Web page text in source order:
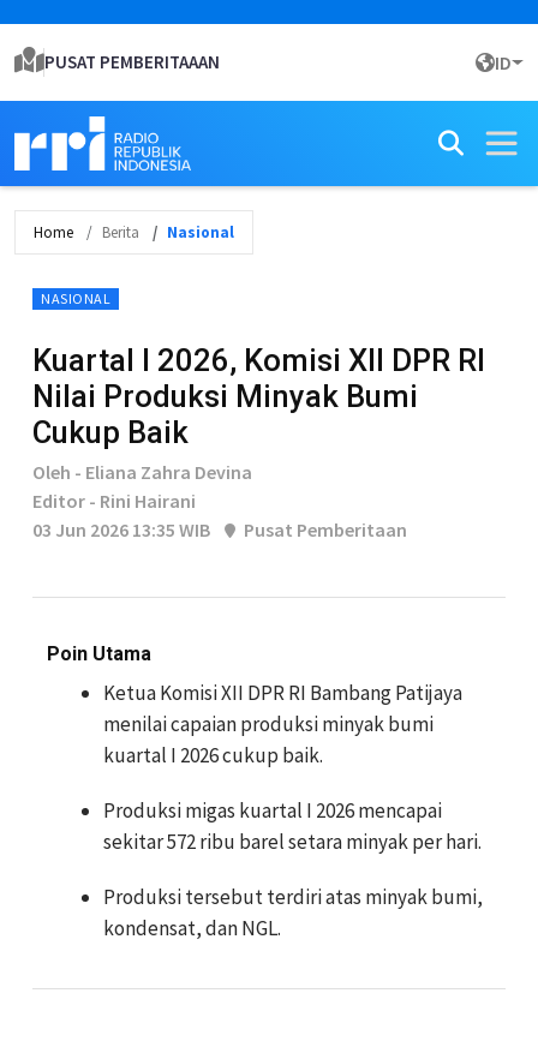
PUSAT PEMBERITAAAN ID
Home Berita Nasional
NASIONAL
Kuartal I 2026, Komisi XII DPR RI
Nilai Produksi Minyak Bumi
Cukup Baik
Oleh - Eliana Zahra Devina
Editor - Rini Hairani
03 Jun 2026 13:35 WIB
Pusat Pemberitaan
Poin Utama
Ketua Komisi XII DPR RI Bambang Patijaya
menilai capaian produksi minyak bumi
kuartal I 2026 cukup baik.
Produksi migas kuartal I 2026 mencapai
sekitar 572 ribu barel setara minyak per hari.
Produksi tersebut terdiri atas minyak bumi,
kondensat, dan NGL.